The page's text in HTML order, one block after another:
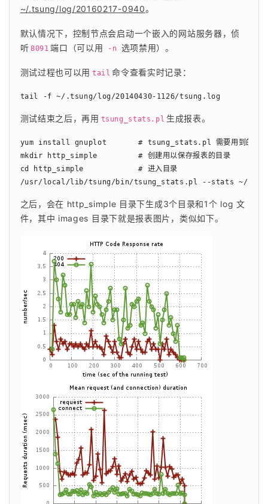
~/.tsung/log/20160217-0940。
默认情况下，控制节点会启动一个嵌入的网站服务器，侦
听 8091 端口（可以用 -n 选项禁用）。
测试过程也可以用 tail 命令查看实时记录：
tail -f ~/.tsung/log/20140430-1126/tsung.log
测试结束之后，再用 tsung_stats.pl 生成报表。
yum install gnuplot       # tsung_stats.pl 需要用到的
mkdir http_simple         # 创建用以保存报表的目录
cd http_simple            # 进入目录
/usr/local/lib/tsung/bin/tsung_stats.pl --stats ~/.tsung/
之后，会在 http_simple 目录下生成3个目录和1个 log 文
件，其中 images 目录下就是报表图片，类似如下。